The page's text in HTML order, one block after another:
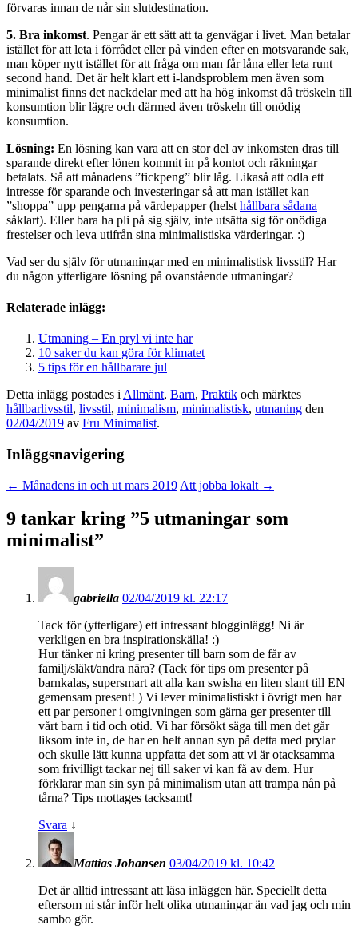
förvaras innan de når sin slutdestination.
5. Bra inkomst. Pengar är ett sätt att ta genvägar i livet. Man betalar
istället för att leta i förrådet eller på vinden efter en motsvarande sak,
man köper nytt istället för att fråga om man får låna eller leta runt
second hand. Det är helt klart ett i-landsproblem men även som
minimalist finns det nackdelar med att ha hög inkomst då tröskeln till
konsumtion blir lägre och därmed även tröskeln till onödig
konsumtion.
Lösning: En lösning kan vara att en stor del av inkomsten dras till
sparande direkt efter lönen kommit in på kontot och räkningar
betalats. Så att månadens ”fickpeng” blir låg. Likaså att odla ett
intresse för sparande och investeringar så att man istället kan
”shoppa” upp pengarna på värdepapper (helst hållbara sådana
såklart). Eller bara ha pli på sig själv, inte utsätta sig för onödiga
frestelser och leva utifrån sina minimalistiska värderingar. :)
Vad ser du själv för utmaningar med en minimalistisk livsstil? Har
du någon ytterligare lösning på ovanstående utmaningar?
Relaterade inlägg:
Utmaning – En pryl vi inte har
10 saker du kan göra för klimatet
5 tips för en hållbarare jul
Detta inlägg postades i Allmänt, Barn, Praktik och märktes
hållbarlivsstil, livsstil, minimalism, minimalistisk, utmaning den
02/04/2019 av Fru Minimalist.
Inläggsnavigering
← Månadens in och ut mars 2019 Att jobba lokalt →
9 tankar kring ”5 utmaningar som
minimalist”
gabriella 02/04/2019 kl. 22:17
Tack för (ytterligare) ett intressant blogginlägg! Ni är
verkligen en bra inspirationskälla! :)
Hur tänker ni kring presenter till barn som de får av
familj/släkt/andra nära? (Tack för tips om presenter på
barnkalas, supersmart att alla kan swisha en liten slant till EN
gemensam present! ) Vi lever minimalistiskt i övrigt men har
ett par personer i omgivningen som gärna ger presenter till
vårt barn i tid och otid. Vi har försökt säga till men det går
liksom inte in, de har en helt annan syn på detta med prylar
och skulle lätt kunna uppfatta det som att vi är otacksamma
som frivilligt tackar nej till saker vi kan få av dem. Hur
förklarar man sin syn på minimalism utan att trampa nån på
tårna? Tips mottages tacksamt!
Svara ↓
Mattias Johansen 03/04/2019 kl. 10:42
Det är alltid intressant att läsa inläggen här. Speciellt detta
eftersom ni står inför helt olika utmaningar än vad jag och min
sambo gör.